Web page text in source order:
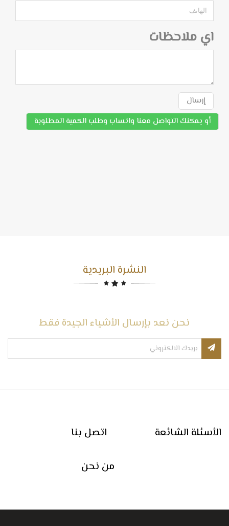
اي ملاحظات
إرسال
أو يمكنك التواصل معنا واتساب وطلب الكمية المطلوبة
النشرة البريدية
نحن نعد بإرسال الأشياء الجيدة فقط
اتصل بنا الأسئلة الشائعة
من نحن